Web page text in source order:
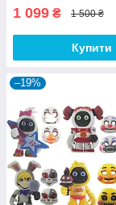
1 099 ₴ 1 500 ₴
Купити
–19%